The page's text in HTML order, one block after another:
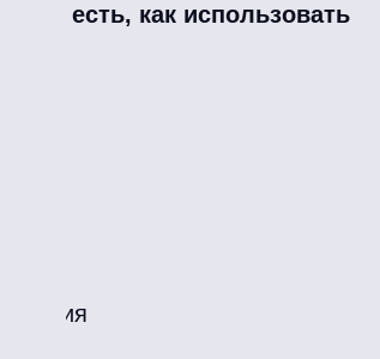
есть, как использовать